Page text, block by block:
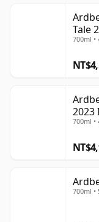
Tale
700ml •
2023
700ml •
700ml •